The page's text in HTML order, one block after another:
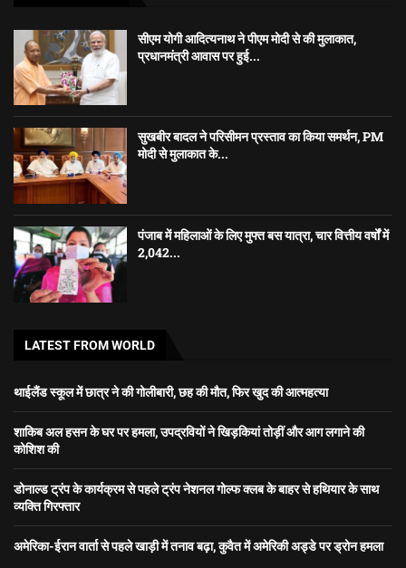
सीएम योगी आदित्यनाथ ने पीएम मोदी से की मुलाकात,
प्रधानमंत्री आवास पर हुई...
सुखबीर बादल ने परिसीमन प्रस्ताव का किया समर्थन, PM
मोदी से मुलाकात के...
पंजाब में महिलाओं के लिए मुफ्त बस यात्रा, चार वित्तीय वर्षों में
2,042...
LATEST FROM WORLD
थाईलैंड स्कूल में छात्र ने की गोलीबारी, छह की मौत, फिर खुद की आत्महत्या
शाकिब अल हसन के घर पर हमला, उपद्रवियों ने खिड़कियां तोड़ीं और आग लगाने की
कोशिश की
डोनाल्ड ट्रंप के कार्यक्रम से पहले ट्रंप नेशनल गोल्फ क्लब के बाहर से हथियार के साथ
व्यक्ति गिरफ्तार
अमेरिका-ईरान वार्ता से पहले खाड़ी में तनाव बढ़ा, कुवैत में अमेरिकी अड्डे पर ड्रोन हमला